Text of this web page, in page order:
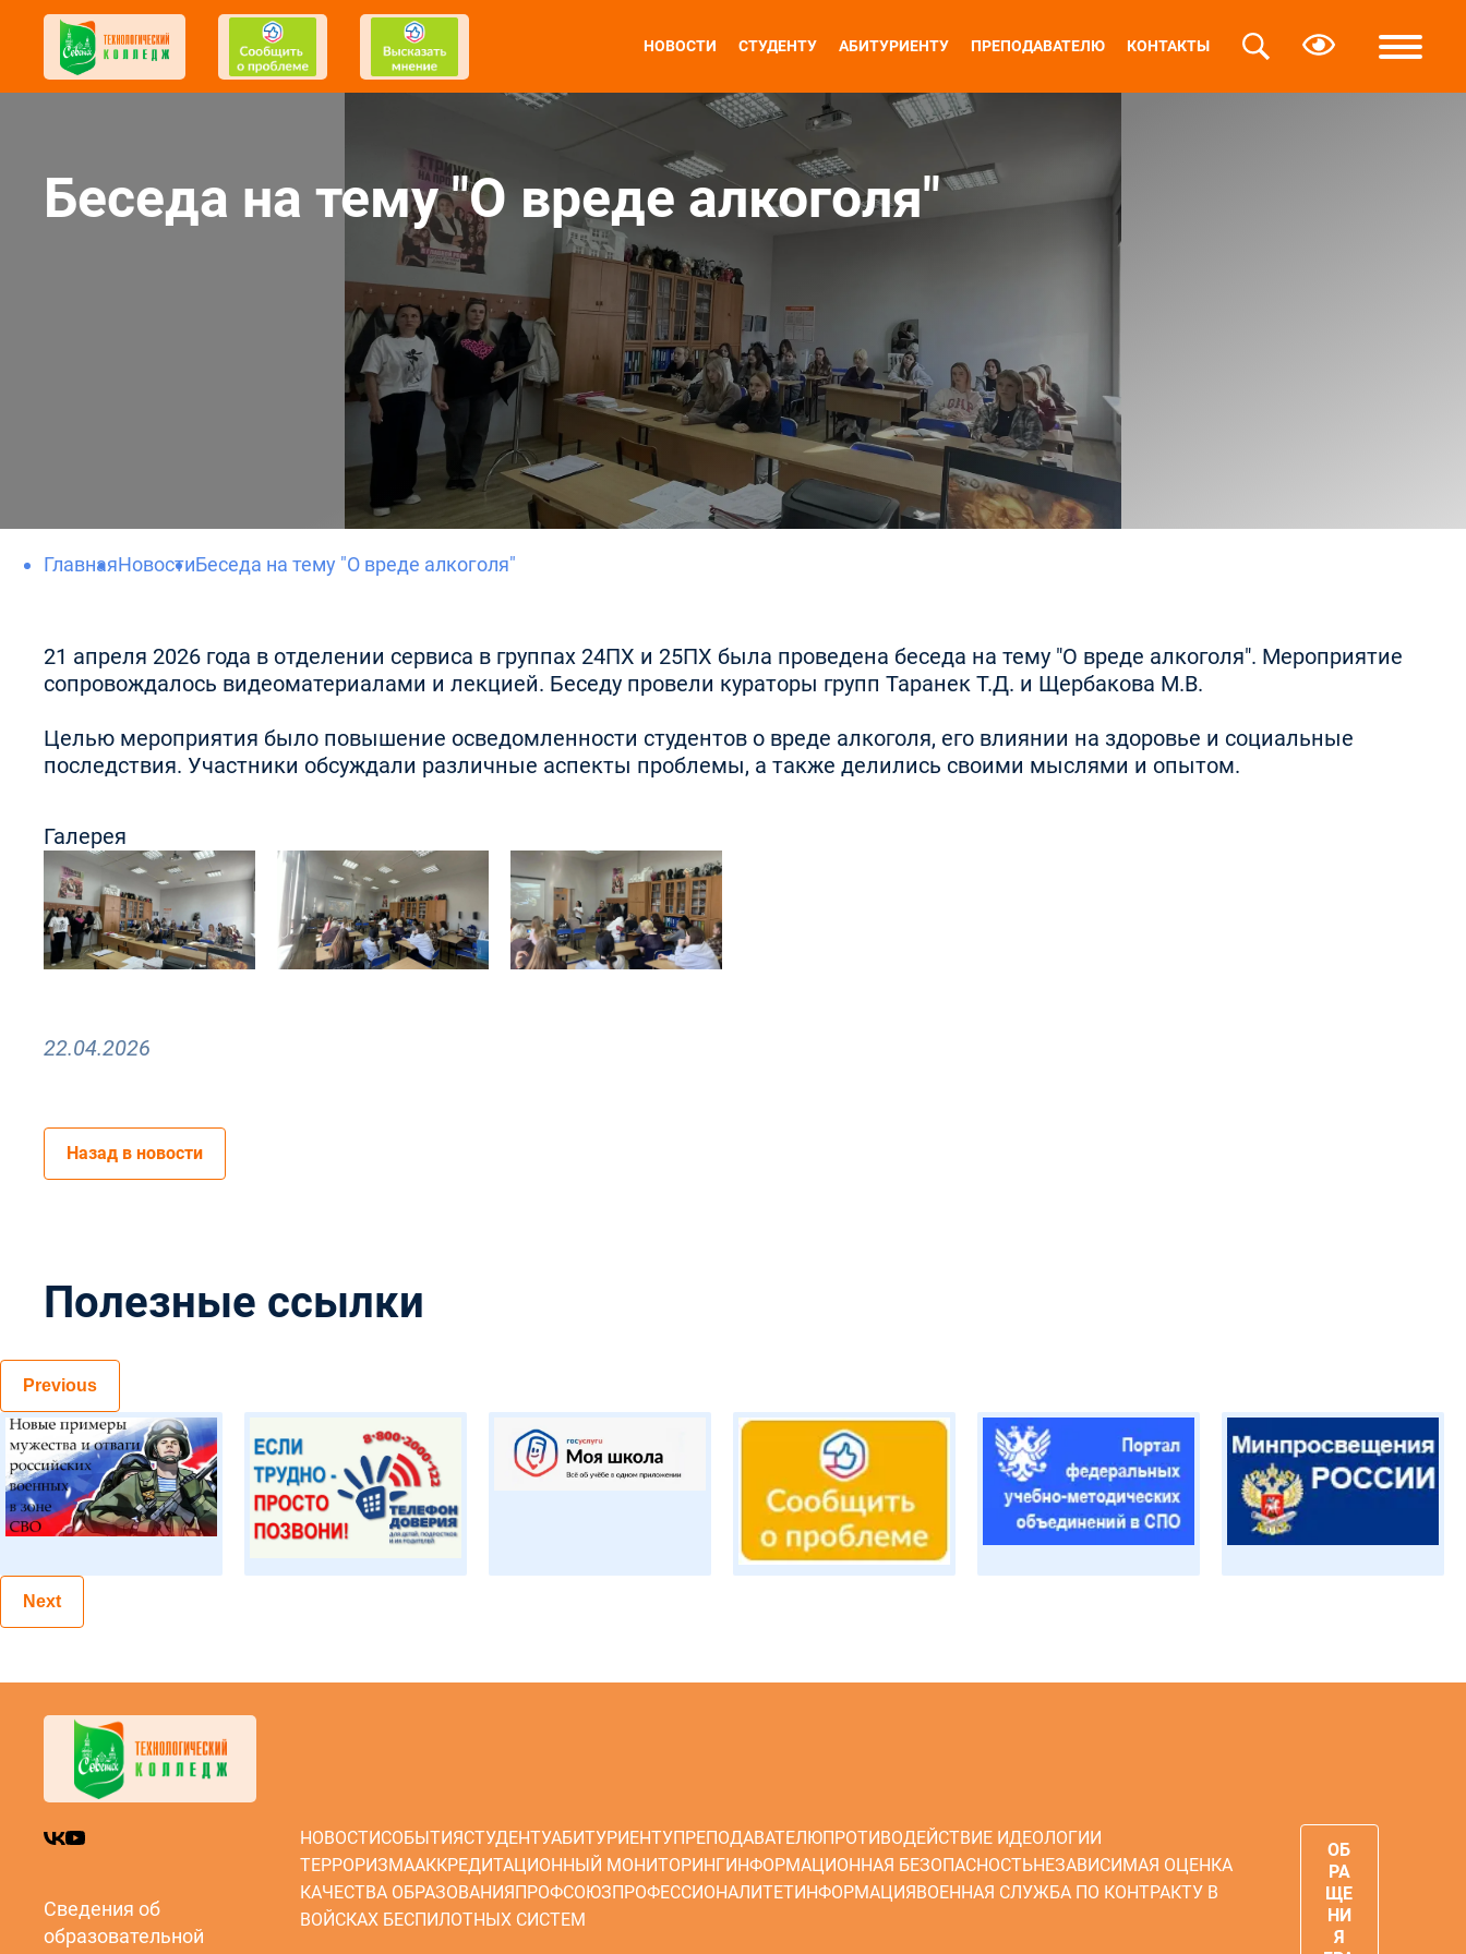
НОВОСТИ СТУДЕНТУ АБИТУРИЕНТУ ПРЕПОДАВАТЕЛЮ КОНТАКТЫ
Беседа на тему "О вреде алкоголя"
ГлавнаяНовостиБеседа на тему "О вреде алкоголя"
21 апреля 2026 года в отделении сервиса в группах 24ПХ и 25ПХ была проведена беседа на тему "О вреде алкоголя". Мероприятие
сопровождалось видеоматериалами и лекцией. Беседу провели кураторы групп Таранек Т.Д. и Щербакова М.В.
Целью мероприятия было повышение осведомленности студентов о вреде алкоголя, его влиянии на здоровье и социальные
последствия. Участники обсуждали различные аспекты проблемы, а также делились своими мыслями и опытом.
Галерея
22.04.2026
Назад в новости
Полезные ссылки
Previous
Next
Сведения об
образовательной
НОВОСТИСОБЫТИЯСТУДЕНТУАБИТУРИЕНТУПРЕПОДАВАТЕЛЮПРОТИВОДЕЙСТВИЕ ИДЕОЛОГИИ
ТЕРРОРИЗМААККРЕДИТАЦИОННЫЙ МОНИТОРИНГИНФОРМАЦИОННАЯ БЕЗОПАСНОСТЬНЕЗАВИСИМАЯ ОЦЕНКА
КАЧЕСТВА ОБРАЗОВАНИЯПРОФСОЮЗПРОФЕССИОНАЛИТЕТИНФОРМАЦИЯВОЕННАЯ СЛУЖБА ПО КОНТРАКТУ В
ВОЙСКАХ БЕСПИЛОТНЫХ СИСТЕМ
ОБ
РА
ЩЕ
НИ
Я